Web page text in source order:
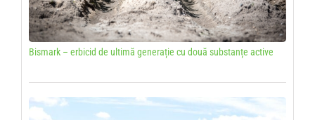
Bismark – erbicid de ultimă generație cu două substanțe active